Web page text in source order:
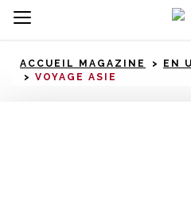
ACCUEIL MAGAZINE
EN
VOYAGE ASIE